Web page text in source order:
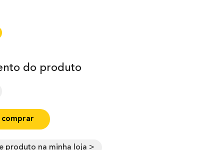
do produto
produto na minha loja >